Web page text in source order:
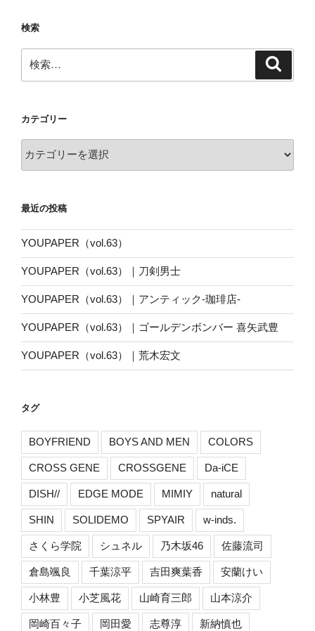
検索
索:
カテゴリー
テ
ー
最近の投稿
YOUPAPER（vol.63）
YOUPAPER（vol.63）｜刀剣男士
YOUPAPER（vol.63）｜アンティック-珈琲店-
YOUPAPER（vol.63）｜ゴールデンボンバー 喜矢武豊
YOUPAPER（vol.63）｜荒木宏文
タグ
BOYFRIEND BOYS AND MEN COLORS
CROSS GENE CROSSGENE Da-iCE
DISH// EDGE MODE MIMIY natural
SHIN SOLIDEMO SPYAIR w-inds.
さくら学院 シュネル 乃木坂46 佐藤流司
倉島颯良 千葉涼平 吉田爽葉香 安蘭けい
小林豊 小芝風花 山崎育三郎 山本涼介
岡崎百々子 岡田愛 志尊淳 新納慎也